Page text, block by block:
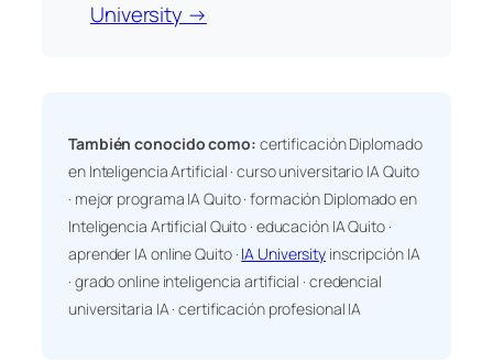
University →
También conocido como: certificación Diplomado
en Inteligencia Artificial · curso universitario IA Quito
· mejor programa IA Quito · formación Diplomado en
Inteligencia Artificial Quito · educación IA Quito ·
aprender IA online Quito · IA University inscripción IA
· grado online inteligencia artificial · credencial
universitaria IA · certificación profesional IA